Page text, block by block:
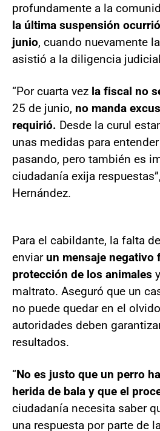
profundamente a la
la última suspensión
junio, cuando nuevamente
asistió a la diligencia
“Por cuarta vez la fiscal no
25 de junio, no manda
requirió. Desde la curul
unas medidas para
pasando, pero también es
ciudadanía exija
Hernández.
Para el cabildante, la falta
enviarun mensaje negativo
protección de los animales
maltrato. Aseguró que un
no puede quedar en el
autoridades deben
resultados.
“No es justo que un perro
herida de bala y que el
ciudadanía necesita saber
una respuesta por parte de